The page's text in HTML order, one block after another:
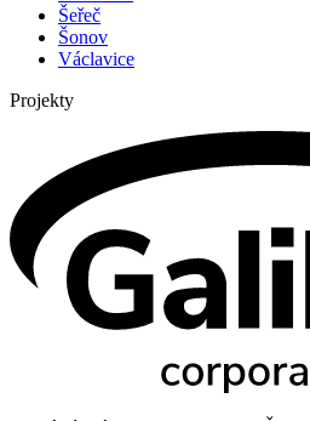
Šeřeč
Šonov
Václavice
Projekty